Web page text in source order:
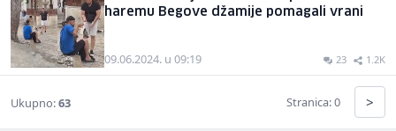
haremu Begove džamije pomagali vrani
09.06.2024. u 09:19 23 1.2K
Ukupno:63 Stranica: 0 >